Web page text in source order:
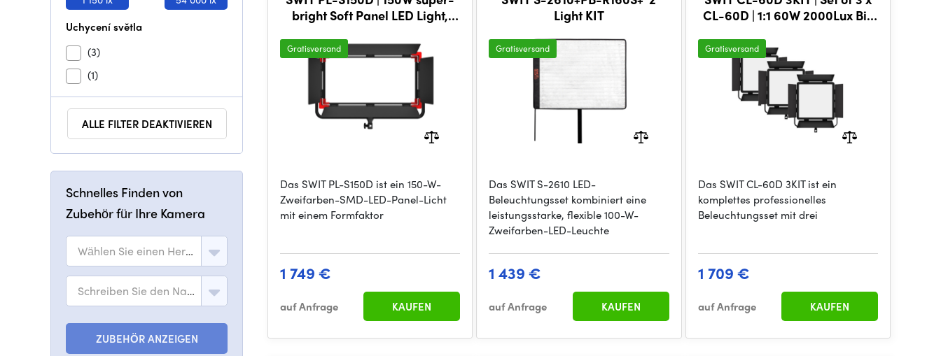
Uchycení světla
(3)
(1)
ALLE FILTER DEAKTIVIEREN
Schnelles Finden von
Zubehör für Ihre Kamera
Wählen Sie einen Hersteller
Schreiben Sie den Namen des Modells
ZUBEHÖR ANZEIGEN
bright Soft Panel LED Light,
ideal for 4K sho
Gratisversand
Das SWIT PL-S150D ist ein 150-W-
Zweifarben-SMD-LED-Panel-Licht
mit einem Formfaktor
1 749 €
auf Anfrage KAUFEN
Light KIT
Gratisversand
Das SWIT S-2610 LED-
Beleuchtungsset kombiniert eine
leistungsstarke, flexible 100-W-
Zweifarben-LED-Leuchte
1 439 €
auf Anfrage KAUFEN
CL-60D | 1:1 60W 2000Lux Bi-
Light(V-mount)
Gratisversand
Das SWIT CL-60D 3KIT ist ein
komplettes professionelles
Beleuchtungsset mit drei
1 709 €
auf Anfrage KAUFEN